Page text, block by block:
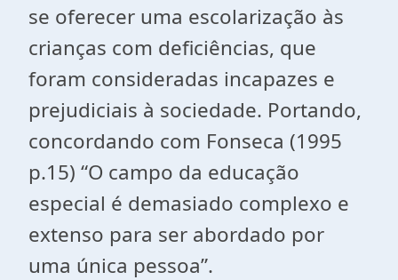
se oferecer uma escolarização às
crianças com deficiências, que
foram consideradas incapazes e
prejudiciais à sociedade. Portando,
concordando com Fonseca (1995
p.15) “O campo da educação
especial é demasiado complexo e
extenso para ser abordado por
uma única pessoa”.